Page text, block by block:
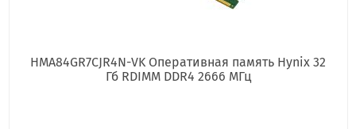
HMA84GR7CJR4N-VK Оперативная память Hynix 32
Гб RDIMM DDR4 2666 МГц